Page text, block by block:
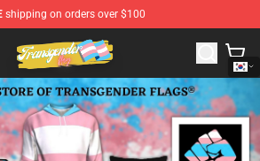
shipping on orders over $100
Store - The Best Transgender Flag